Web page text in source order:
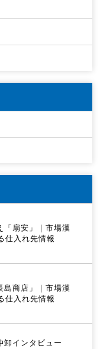
「扇安」｜市場漢
仕入れ先情報
島商店」｜市場漢
仕入れ先情報
卸インタビュー